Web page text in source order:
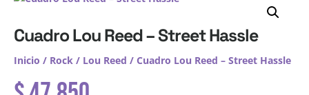
Cuadro Lou Reed – Street Hassle
Inicio / Rock / Lou Reed / Cuadro Lou Reed – Street Hassle